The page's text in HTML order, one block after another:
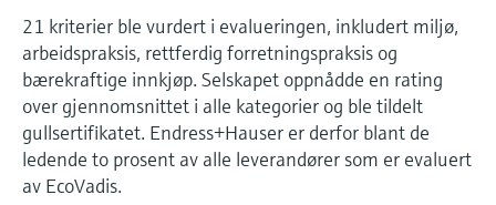
Finn reservedeler
Finn riktig reservedel ved å skrive inn
produktrot, ordrekode eller serienummer
Memosens-teknologi
Handle alt
21 kriterier ble vurdert i evalueringen, inkludert miljø,
arbeidspraksis, rettferdig forretningspraksis og
bærekraftige innkjøp. Selskapet oppnådde en rating
over gjennomsnittet i alle kategorier og ble tildelt
gullsertifikatet. Endress+Hauser er derfor blant de
ledende to prosent av alle leverandører som er evaluert
av EcoVadis.